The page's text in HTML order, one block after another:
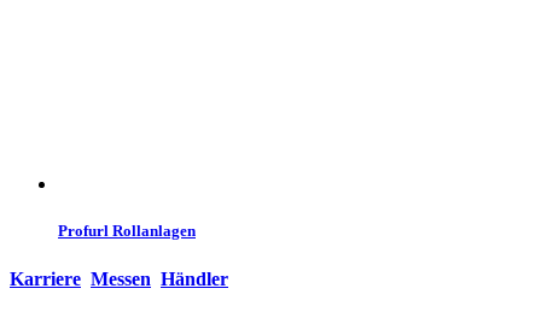
Profurl Rollanlagen
Karriere Messen Händler